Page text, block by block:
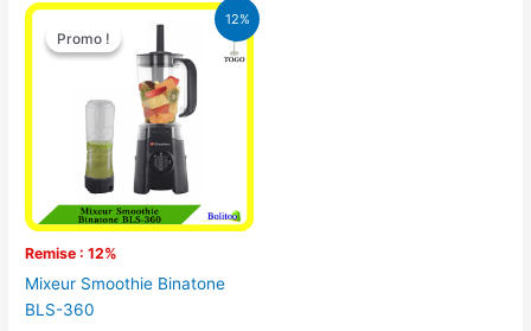
12%
Promo !
Remise : 12%
Promo !
Mixeur Smoothie Binatone
BLS-360
Le
prix
initial
était :
25.000 CFA.
Le
prix
actuel
est :